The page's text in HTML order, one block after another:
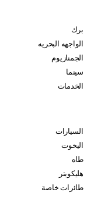
برك
الواجهه البحريه
الجمنازيوم
سينما
الخدمات
السيارات
اليخوت
طاه
هليكوبتر
طائرات خاصة